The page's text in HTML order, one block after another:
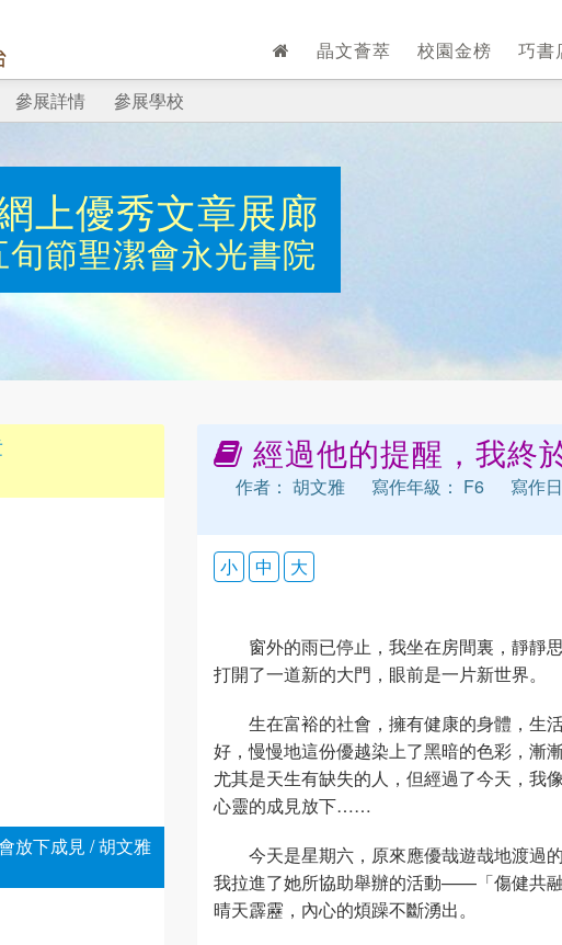
晶文薈萃 校園金榜 巧書
參展詳情 參展學校
上優秀文章展廊
旬節聖潔會永光書院
放下成見 / 胡文雅
經過他的提醒，我終
作者： 胡文雅 寫作年級： F6 寫作
小 中 大
窗外的雨已停止，我坐在房間裏，靜靜
打開了一道新的大門，眼前是一片新世界。
生在富裕的社會，擁有健康的身體，生
好，慢慢地這份優越染上了黑暗的色彩，漸
尤其是天生有缺失的人，但經過了今天，我
心靈的成見放下……
今天是星期六，原來應優哉遊哉地渡過
我拉進了她所協助舉辦的活動——「傷健共
晴天霹靂，內心的煩躁不斷湧出。